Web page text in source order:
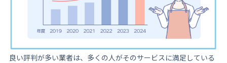
良い評判が多い業者は、多くの人がそのサービスに満足している